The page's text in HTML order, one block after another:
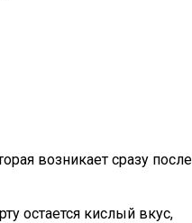
возникает сразу после
остается кислый вкус,